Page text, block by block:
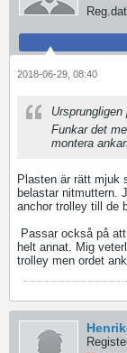
2018-06-29, 08:40
Funkar det
montera
Plasten är rätt mjuk
belastar nitmuttern.
anchor trolley till de
Passar också på
helt annat. Mig
trolley men ordet